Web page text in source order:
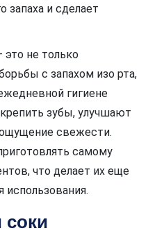
запаха и сделает
не только
с запахом изо рта,
гигиене
зубы, улучшают
свежести.
самому
что делает их еще
использования.